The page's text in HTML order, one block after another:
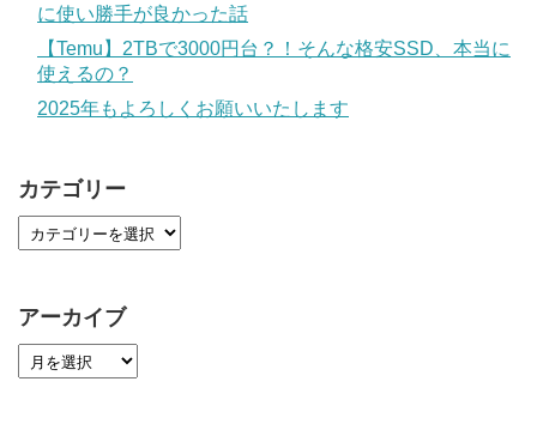
に使い勝手が良かった話
【Temu】2TBで3000円台？！そんな格安SSD、本当に
使えるの？
2025年もよろしくお願いいたします
カテゴリー
アーカイブ